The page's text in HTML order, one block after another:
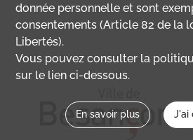
donnée personnelle et sont
consentements (Article 82 de la
Libertés).
Vous pouvez consulter la
sur le lien ci-dessous.
En savoir plus J'ai